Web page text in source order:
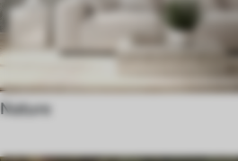
Nature